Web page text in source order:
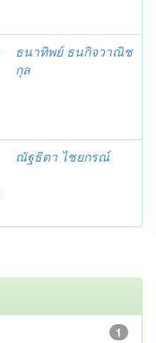
ธนาทิพย์ ธนกิจวาณิช
กุล
ณัฐธิตา ไชยกรณ์
1